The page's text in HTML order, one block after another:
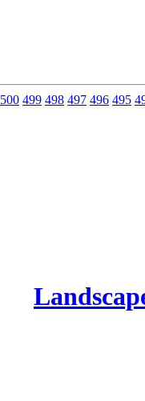
495
496
497
498
499
500